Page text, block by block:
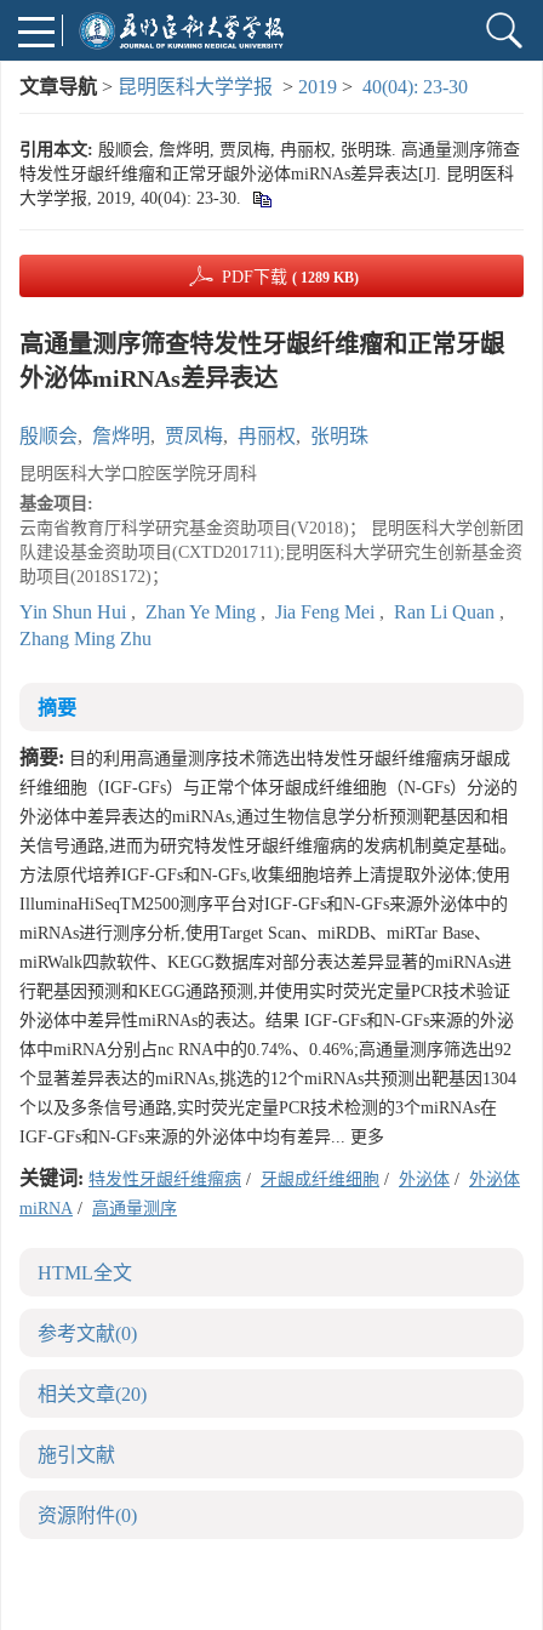
文章导航 > 昆明医科大学学报 > 2019 > 40(04): 23-30
引用本文: 殷顺会, 詹烨明, 贾凤梅, 冉丽权, 张明珠. 高通量测序筛查
特发性牙龈纤维瘤和正常牙龈外泌体miRNAs差异表达[J]. 昆明医科
大学学报, 2019, 40(04): 23-30.
PDF下载 ( 1289 KB)
高通量测序筛查特发性牙龈纤维瘤和正常牙龈
外泌体miRNAs差异表达
殷顺会, 詹烨明, 贾凤梅, 冉丽权, 张明珠
昆明医科大学口腔医学院牙周科
基金项目:
云南省教育厅科学研究基金资助项目(V2018)； 昆明医科大学创新团
队建设基金资助项目(CXTD201711);昆明医科大学研究生创新基金资
助项目(2018S172)；
Yin Shun Hui , Zhan Ye Ming , Jia Feng Mei , Ran Li Quan ,
Zhang Ming Zhu
摘要
摘要: 目的利用高通量测序技术筛选出特发性牙龈纤维瘤病牙龈成
纤维细胞（IGF-GFs）与正常个体牙龈成纤维细胞（N-GFs）分泌的
外泌体中差异表达的miRNAs,通过生物信息学分析预测靶基因和相
关信号通路,进而为研究特发性牙龈纤维瘤病的发病机制奠定基础。
方法原代培养IGF-GFs和N-GFs,收集细胞培养上清提取外泌体;使用
IlluminaHiSeqTM2500测序平台对IGF-GFs和N-GFs来源外泌体中的
miRNAs进行测序分析,使用Target Scan、miRDB、miRTar Base、
miRWalk四款软件、KEGG数据库对部分表达差异显著的miRNAs进
行靶基因预测和KEGG通路预测,并使用实时荧光定量PCR技术验证
外泌体中差异性miRNAs的表达。结果 IGF-GFs和N-GFs来源的外泌
体中miRNA分别占nc RNA中的0.74%、0.46%;高通量测序筛选出92
个显著差异表达的miRNAs,挑选的12个miRNAs共预测出靶基因1304
个以及多条信号通路,实时荧光定量PCR技术检测的3个miRNAs在
IGF-GFs和N-GFs来源的外泌体中均有差异... 更多
关键词: 特发性牙龈纤维瘤病 / 牙龈成纤维细胞 / 外泌体 / 外泌体
miRNA / 高通量测序
HTML全文
参考文献(0)
相关文章(20)
施引文献
资源附件(0)